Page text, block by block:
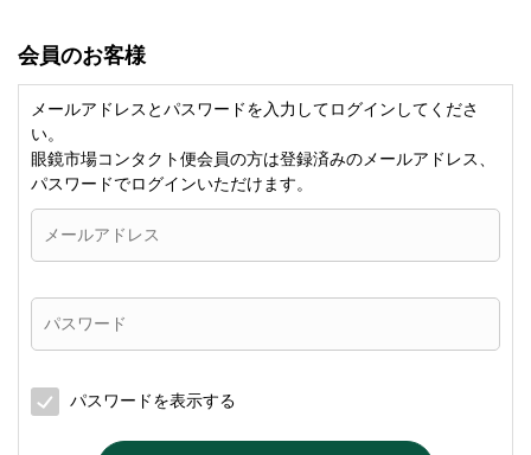
会員のお客様
メールアドレスとパスワードを入力してログインしてくださ
い。
眼鏡市場コンタクト便会員の方は登録済みのメールアドレス、
パスワードでログインいただけます。
パスワードを表示する